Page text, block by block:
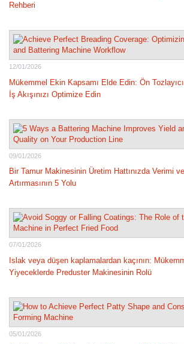
Rehberi
12/01/2026
Mükemmel Ekin Kapsamı Elde Edin: Ön
İş Akışınızı Optimize Edin
09/01/2026
Bir Tamur Makinesinin Üretim Hattınızda Verimi
Artırmasının 5 Yolu
07/01/2026
Islak veya düşen kaplamalardan kaçının:
Yiyeceklerde Preduster Makinesinin Rolü
05/01/2026